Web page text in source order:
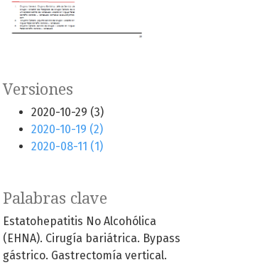
Versiones
2020-10-29 (3)
2020-10-19 (2)
2020-08-11 (1)
Palabras clave
Estatohepatitis No Alcohólica
(EHNA). Cirugía bariátrica. Bypass
gástrico. Gastrectomía vertical.